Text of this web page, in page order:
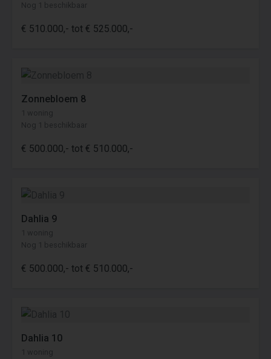
Nog 1 beschikbaar
€ 510.000,- tot € 525.000,-
Zonnebloem 8
1 woning
Nog 1 beschikbaar
€ 500.000,- tot € 510.000,-
Dahlia 9
1 woning
Nog 1 beschikbaar
€ 500.000,- tot € 510.000,-
Dahlia 10
1 woning